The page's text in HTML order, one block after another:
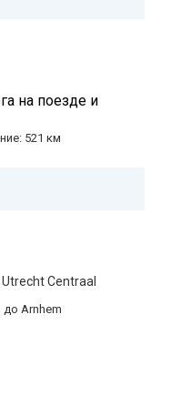
на поезде и
521 км
Centraal
до Arnhem